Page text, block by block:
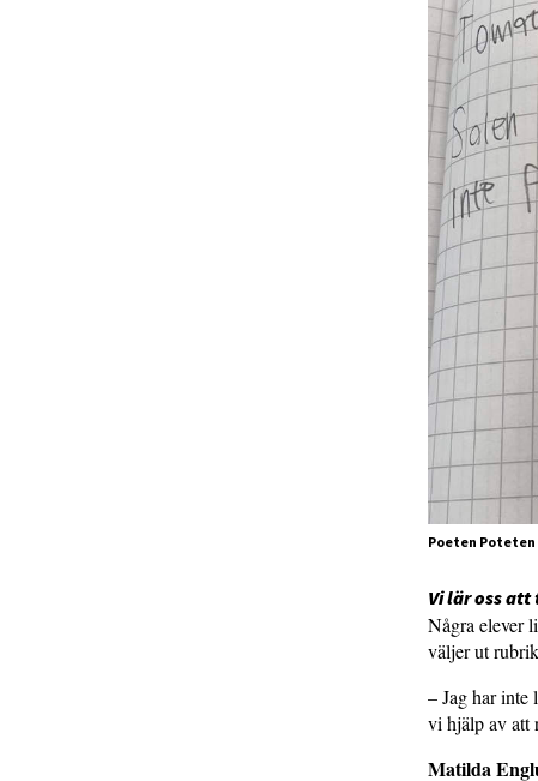
Poeten
Vi lär oss
Några elever
väljer ut
– Jag har inte
vi hjälp av att
Matilda